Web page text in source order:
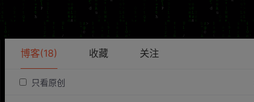
博客(18) 收藏 关注
只看原创